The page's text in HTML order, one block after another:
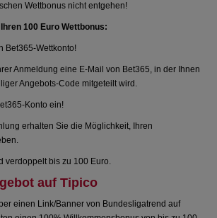
Wettbonus nicht entgehen!
100 Euro Wettbonus:
Bet365-Wettkonto!
Anmeldung eine E-Mail von Bet365, in der Ihnen
Angebots-Code mitgeteilt wird.
Konto ein!
erhalten Sie die Möglichkeit, Ihren
verdoppelt bis zu 100 Euro.
auf Tipico
einen Link/Banner von Bundesligatrend auf